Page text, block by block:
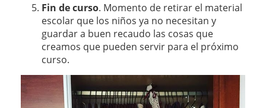
Fin de curso. Momento de retirar el material
escolar que los niños ya no necesitan y
guardar a buen recaudo las cosas que
creamos que pueden servir para el próximo
curso.